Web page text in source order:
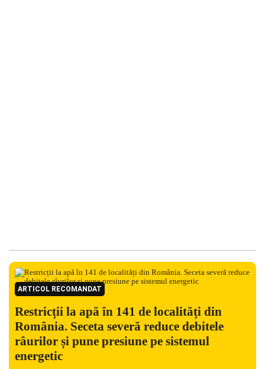
ARTICOL RECOMANDAT
Restricții la apă în 141 de localități din
România. Seceta severă reduce debitele
râurilor și pune presiune pe sistemul
energetic